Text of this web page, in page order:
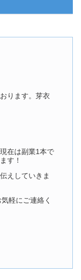
ります。芽衣
在は副業1本で
す！
えしていきま
軽にご連絡く